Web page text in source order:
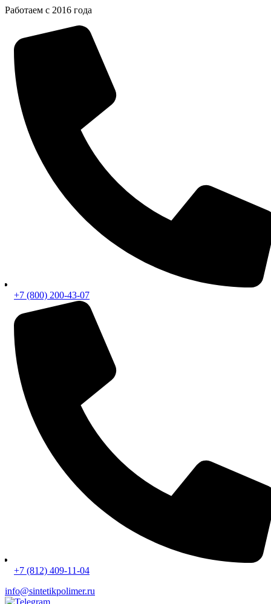
Перейти
содержимому
Работаем с 2016 года
+7 (800) 200-43-07
+7 (812) 409-11-04
info@sintetikpolimer.ru